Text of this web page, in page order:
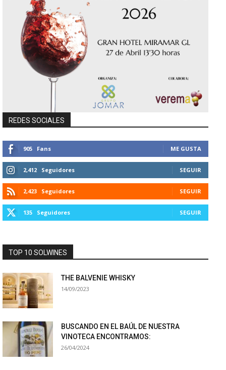
REDES SOCIALES
905 Fans ME GUSTA
2,412 Seguidores SEGUIR
2,423 Seguidores SEGUIR
135 Seguidores SEGUIR
TOP 10 SOLWINES
THE BALVENIE WHISKY
14/09/2023
BUSCANDO EN EL BAÚL DE NUESTRA
VINOTECA ENCONTRAMOS:
26/04/2024